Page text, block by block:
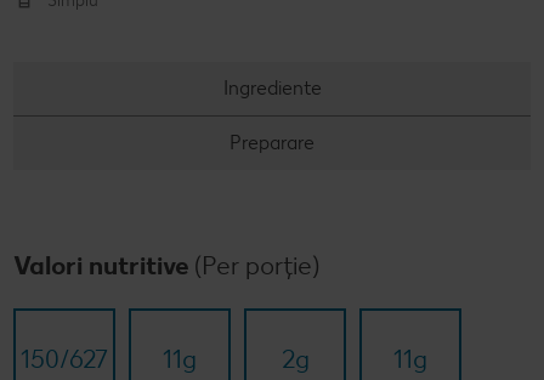
Ingrediente
Preparare
Valori nutritive (Per porție)
150/​627 11g 2g 11g